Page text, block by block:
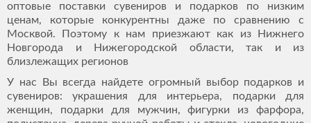
оптовые поставки сувениров и подарков по низким
ценам, которые конкурентны даже по сравнению с
Москвой. Поэтому к нам приезжают как из Нижнего
Новгорода и Нижегородской области, так и из
близлежащих регионов
У нас Вы всегда найдете огромный выбор подарков и
сувениров: украшения для интерьера, подарки для
женщин, подарки для мужчин, фигурки из фарфора,